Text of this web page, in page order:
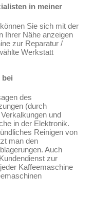
in meiner
Sie sich mit der
Ihrer Nähe anzeigen
zur Reparatur /
Werkstatt
bei
des
(durch
und
in der Elektronik.
Reinigen von
man den
Auch
zur
Kaffeemaschine